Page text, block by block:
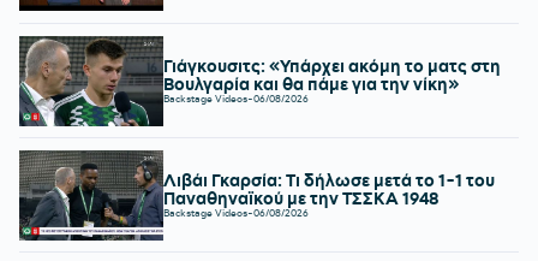
Γιάγκουσιτς: «Υπάρχει ακόμη το ματς στη
Βουλγαρία και θα πάμε για την νίκη»
Backstage Videos-06/08/2026
Λιβάι Γκαρσία: Τι δήλωσε μετά το 1-1 του
Παναθηναϊκού με την ΤΣΣΚΑ 1948
Backstage Videos-06/08/2026